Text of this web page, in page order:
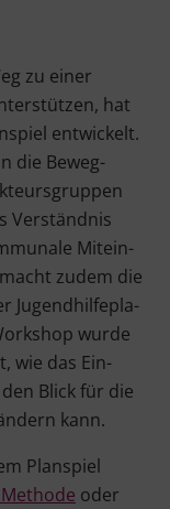
zu einer
hat
ent­wi­ckelt.
die Beweg­
Ver­ständ­nis
Mit­ein­
zudem die
Jugend­hil­fe­pla­
wur­de
wie das Ein­
Blick für die
kann.
Plan­spiel
oder